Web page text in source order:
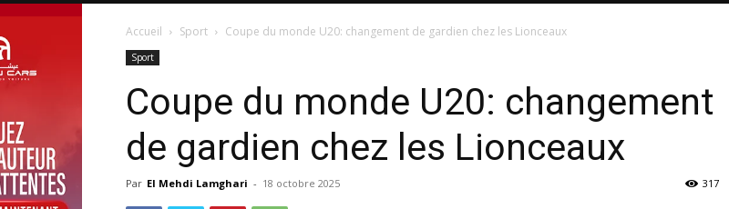
Accueil Sport Coupe du monde U20: changement de gardien chez les Lionceaux
Sport
Coupe du monde U20: changement
de gardien chez les Lionceaux
Par El Mehdi Lamghari - 18 octobre 2025 317